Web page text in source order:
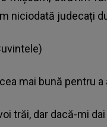
niciodată judecați
mai bună pentru
trăi, dar dacă-mi